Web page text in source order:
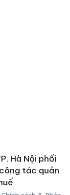
Hà Nội phối
tác quản